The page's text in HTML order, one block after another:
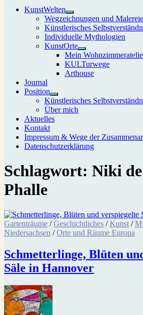
KunstWelten
Untermenü
anzeigen
Wegzeichnungen und
Künstlerisches
Individuelle Mythologien
KunstOrte
Untermenü
anzeigen
Mein
KULTurwege
Arthouse
Journal
Position
Untermenü
anzeigen
Künstlerisches
Über mich
Aktuelles
Kontakt
Impressum & Wege der
Datenschutzerklärung
Schlagwort: Niki
Phalle
Gartenträume /Geschichtliches /Kunst /
Niedersachsen /Orte und Räume Europa
Schmetterlinge, Blüten
Säle in Hannover